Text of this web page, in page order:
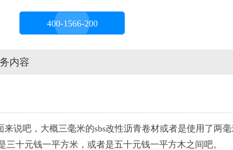
400-1566-200
内容
吧，大概三毫米的sbs改性沥青卷材或者是使用了两
十元钱一平方米，或者是五十元钱一平方木之间吧。